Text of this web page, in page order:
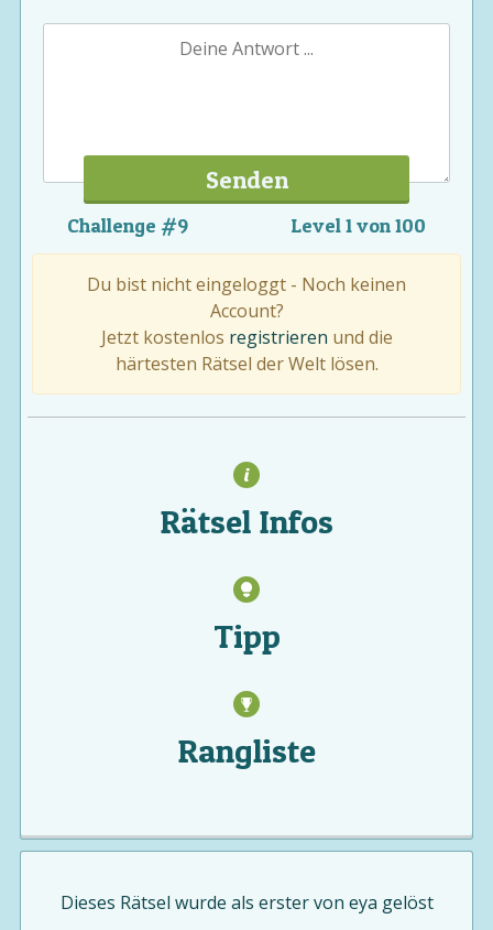
Senden
Challenge #9 Level 1 von 100
Du bist nicht eingeloggt - Noch keinen
Account?
Jetzt kostenlos registrieren und die
härtesten Rätsel der Welt lösen.
Rätsel Infos
Tipp
Rangliste
Dieses Rätsel wurde als erster von eya gelöst